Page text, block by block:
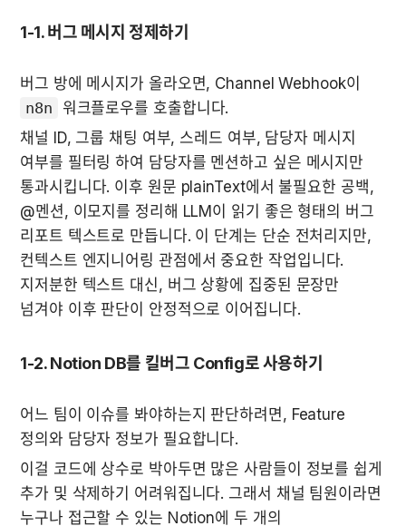
1-1. 버그 메시지 정제하기
n8n
워크플로우를 호출합니다.
채널 ID, 그룹 채팅 여부, 스레드 여부, 담당자 메시지
여부를 필터링 하여 담당자를 멘션하고 싶은 메시지만
통과시킵니다. 이후 원문 plainText에서 불필요한 공백,
@멘션, 이모지를 정리해 LLM이 읽기 좋은 형태의 버그
리포트 텍스트로 만듭니다. 이 단계는 단순 전처리지만,
컨텍스트 엔지니어링 관점에서 중요한 작업입니다.
지저분한 텍스트 대신, 버그 상황에 집중된 문장만
넘겨야 이후 판단이 안정적으로 이어집니다.
1-2. Notion DB를 킬버그 Config로 사용하기
어느 팀이 이슈를 봐야하는지 판단하려면, Feature
정의와 담당자 정보가 필요합니다.
이걸 코드에 상수로 박아두면 많은 사람들이 정보를 쉽게
추가 및 삭제하기 어려워집니다. 그래서 채널 팀원이라면
누구나 접근할 수 있는 Notion에 두 개의